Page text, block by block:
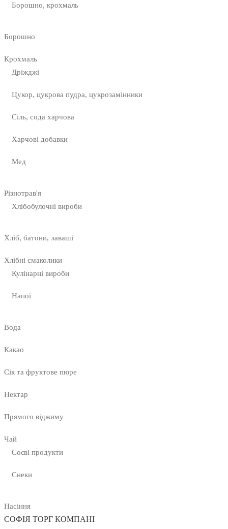
Борошно, крохмаль
Борошно
Крохмаль
Дріжджі
Цукор, цукрова пудра, цукрозамінники
Сіль, сода харчова
Харчові добавки
Мед
Різнотрав'я
Хлібобулочні вироби
Хліб, батони, лаваші
Хлібні смаколики
Кулінарні вироби
Напої
Вода
Какао
Сік та фруктове пюре
Нектар
Прямого віджиму
Чай
Соєві продукти
Снеки
Насіння
СОФІЯ ТОРГ КОМПАНІ